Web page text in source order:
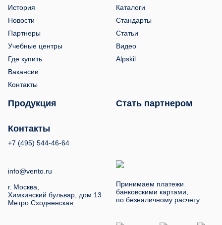
История
Новости
Партнеры
Учебные центры
Где купить
Вакансии
Контакты
Каталоги
Стандарты
Статьи
Видео
Alpskil
Продукция Стать партнером
Контакты
+7 (495) 544-46-64
info@vento.ru
г. Москва,
Химкинский бульвар, дом 13.
Метро Сходненская
Принимаем платежи
банковскими картами,
по безналичному расчету